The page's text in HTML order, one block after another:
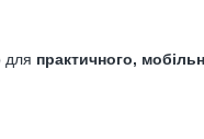
для практичного,